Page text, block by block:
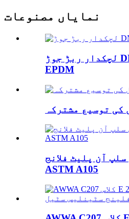
نمایاں مصنوعات
لچکدار ربڑ جوڑ DN32-DN1600
EPDM
کی توسیع مشترکہ
آن پلیٹ فلانج
ASTM A105